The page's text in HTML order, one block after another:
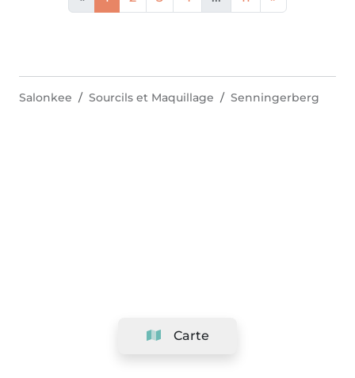
Carte
Salonkee Sourcils et Maquillage Senningerberg